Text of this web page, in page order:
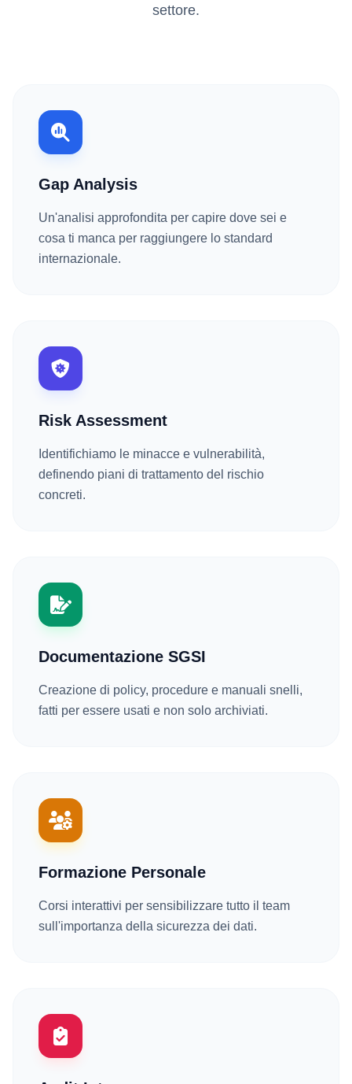
settore.
Gap Analysis
Un'analisi approfondita per capire dove sei e
cosa ti manca per raggiungere lo standard
internazionale.
Risk Assessment
Identifichiamo le minacce e vulnerabilità,
definendo piani di trattamento del rischio
concreti.
Documentazione SGSI
Creazione di policy, procedure e manuali snelli,
fatti per essere usati e non solo archiviati.
Formazione Personale
Corsi interattivi per sensibilizzare tutto il team
sull'importanza della sicurezza dei dati.